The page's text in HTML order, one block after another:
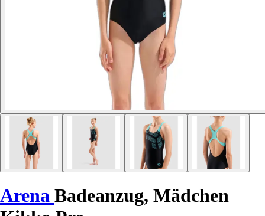
Arena Badeanzug, Mädchen